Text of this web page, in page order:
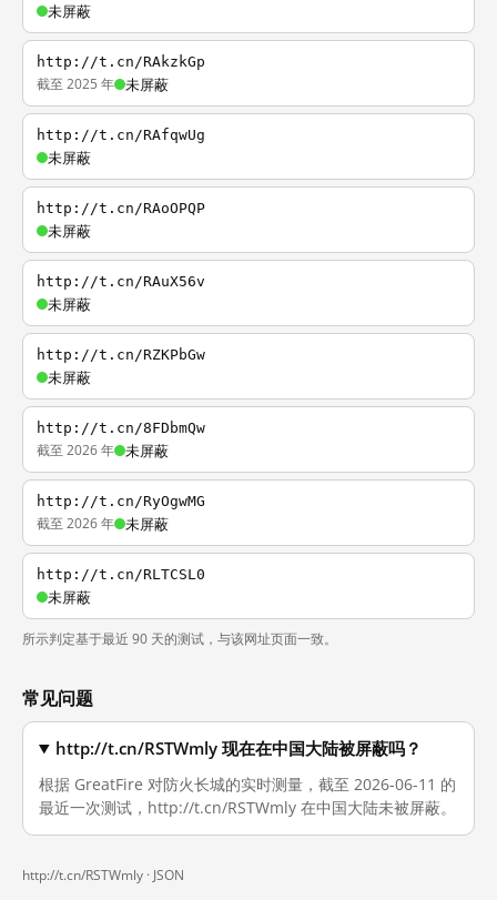
未屏蔽
http://t.cn/RAkzkGp
截至 2025 年 未屏蔽
http://t.cn/RAfqwUg
未屏蔽
http://t.cn/RAoOPQP
未屏蔽
http://t.cn/RAuX56v
未屏蔽
http://t.cn/RZKPbGw
未屏蔽
http://t.cn/8FDbmQw
截至 2026 年 未屏蔽
http://t.cn/RyOgwMG
截至 2026 年 未屏蔽
http://t.cn/RLTCSL0
未屏蔽
所示判定基于最近 90 天的测试，与该网址页面一致。
常见问题
http://t.cn/RSTWmly 现在在中国大陆被屏蔽吗？
根据 GreatFire 对防火长城的实时测量，截至 2026-06-11 的
最近一次测试，http://t.cn/RSTWmly 在中国大陆未被屏蔽。
http://t.cn/RSTWmly · JSON